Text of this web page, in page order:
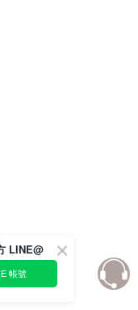
LINE@
帳號